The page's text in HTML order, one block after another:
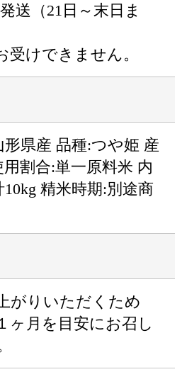
送（21日～末日ま
受けできません。
県産 品種:つや姫 産
割合:単一原料米 内
精米時期:別途商
がりいただくため
ヶ月を目安にお召し